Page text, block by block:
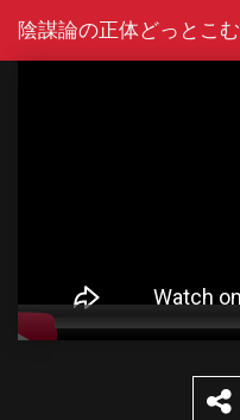
陰謀論の正体どっとこむ